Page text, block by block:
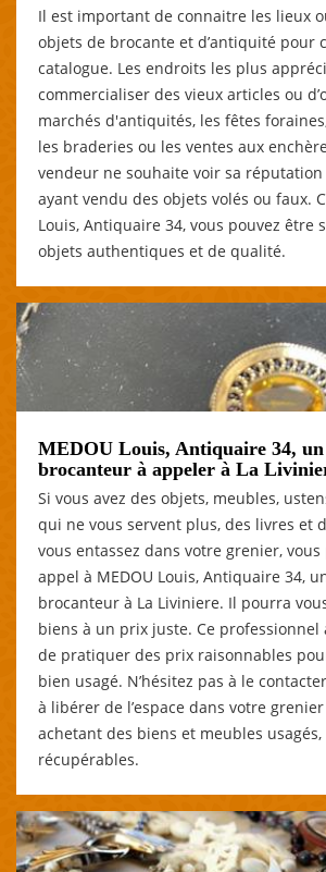
Il est important de connaitre les lieux
objets de brocante et d’antiquité pour
catalogue. Les endroits les plus
commercialiser des vieux articles ou
marchés d'antiquités, les fêtes
les braderies ou les ventes aux
vendeur ne souhaite voir sa
ayant vendu des objets volés ou faux.
Louis, Antiquaire 34, vous pouvez être
objets authentiques et de qualité.
MEDOU Louis, Antiquaire 34,
brocanteur à appeler à La
Si vous avez des objets, meubles,
qui ne vous servent plus, des livres et
vous entassez dans votre grenier,
appel à MEDOU Louis, Antiquaire 34,
brocanteur à La Liviniere. Il pourra
biens à un prix juste. Ce
de pratiquer des prix raisonnables pour
bien usagé. N’hésitez pas à le
à libérer de l’espace dans votre
achetant des biens et meubles
récupérables.